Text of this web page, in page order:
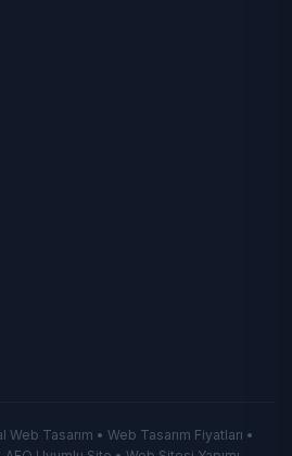
Web Tasarım • Web Tasarım Fiyatları •